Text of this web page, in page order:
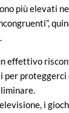
più elevati
effettivo
proteggerci
i